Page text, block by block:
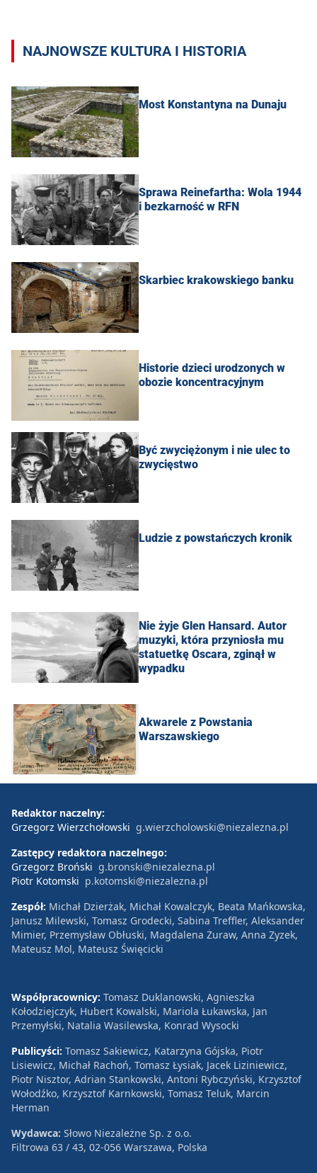
NAJNOWSZE KULTURA I HISTORIA
Most Konstantyna na Dunaju
Sprawa Reinefartha: Wola 1944
i bezkarność w RFN
Skarbiec krakowskiego banku
Historie dzieci urodzonych w
obozie koncentracyjnym
Być zwyciężonym i nie ulec to
zwycięstwo
Ludzie z powstańczych kronik
Nie żyje Glen Hansard. Autor
muzyki, która przyniosła mu
statuetkę Oscara, zginął w
wypadku
Akwarele z Powstania
Warszawskiego
Redaktor naczelny:
Grzegorz Wierzchołowski g.wierzcholowski@niezalezna.pl
Zastępcy redaktora naczelnego:
Grzegorz Broński g.bronski@niezalezna.pl
Piotr Kotomski p.kotomski@niezalezna.pl
Zespół: Michał Dzierżak, Michał Kowalczyk, Beata Mańkowska,
Janusz Milewski, Tomasz Grodecki, Sabina Treffler, Aleksander
Mimier, Przemysław Obłuski, Magdalena Żuraw, Anna Zyzek,
Mateusz Mol, Mateusz Święcicki
Współpracownicy: Tomasz Duklanowski, Agnieszka
Kołodziejczyk, Hubert Kowalski, Mariola Łukawska, Jan
Przemyłski, Natalia Wasilewska, Konrad Wysocki
Publicyści: Tomasz Sakiewicz, Katarzyna Gójska, Piotr
Lisiewicz, Michał Rachoń, Tomasz Łysiak, Jacek Liziniewicz,
Piotr Nisztor, Adrian Stankowski, Antoni Rybczyński, Krzysztof
Wołodźko, Krzysztof Karnkowski, Tomasz Teluk, Marcin
Herman
Wydawca: Słowo Niezależne Sp. z o.o.
Filtrowa 63 / 43, 02-056 Warszawa, Polska